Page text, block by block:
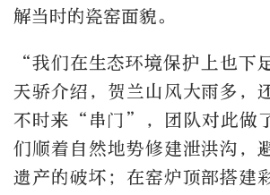
解当时的瓷窑面貌。
“我们在生态环境保护上也下
天骄介绍，贺兰山风大雨多，
不时来“串门”，团队对此做
们顺着自然地势修建泄洪沟，
遗产的破坏；在窑炉顶部搭建